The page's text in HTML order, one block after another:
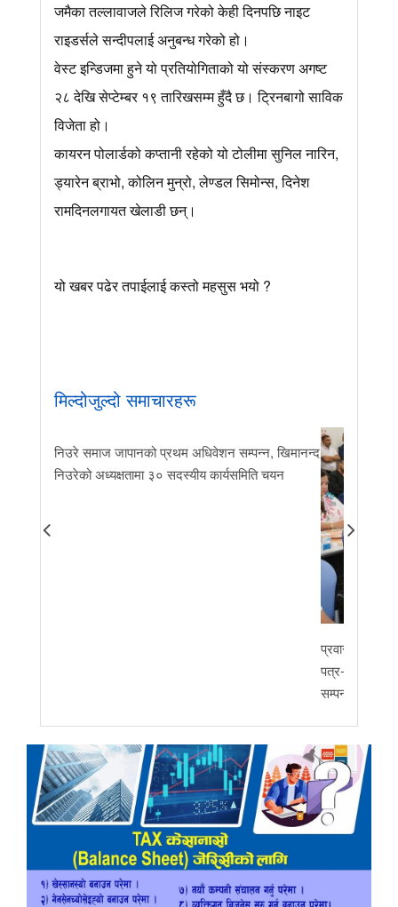
जमैका तल्लावाजले रिलिज गरेको केही दिनपछि नाइट
राइडर्सले सन्दीपलाई अनुबन्ध गरेको हो।
वेस्ट इन्डिजमा हुने यो प्रतियोगिताको यो संस्करण अगष्ट
२८ देखि सेप्टेम्बर १९ तारिखसम्म हुँदै छ। ट्रिनबागो साविक
विजेता हो।
कायरन पोलार्डको कप्तानी रहेको यो टोलीमा सुनिल नारिन,
ड्यारेन ब्राभो, कोलिन मुन्रो, लेण्डल सिमोन्स, दिनेश
रामदिनलगायत खेलाडी छन्।
यो खबर पढेर तपाईलाई कस्तो महसुस भयो ?
मिल्दोजुल्दो समाचारहरू
निउरे समाज जापानको प्रथम अधिवेशन सम्पन्न, खिमानन्द
निउरेको अध्यक्षतामा ३० सदस्यीय कार्यसमिति चयन
प्रवास र
पत्र-२०२६
सम्पन्न